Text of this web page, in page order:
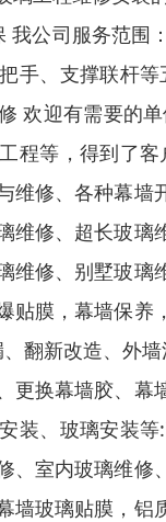
公司服务范围
手、支撑联杆
欢迎有需要的
程等，得到了
维修、各种幕
维修、超长玻
维修、别墅玻
贴膜，幕墙保
、翻新改造、外
更换幕墙胶、
装、玻璃安装
、室内玻璃维
墙玻璃贴膜，